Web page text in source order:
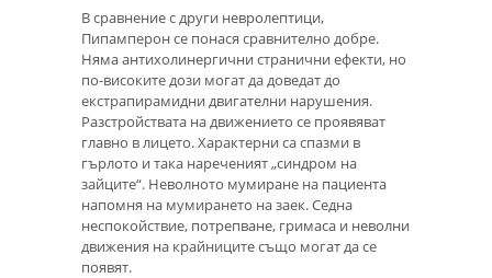
В сравнение с други невролептици,
Пипамперон се понася сравнително добре.
Няма антихолинергични странични ефекти, но
по-високите дози могат да доведат до
екстрапирамидни двигателни нарушения.
Разстройствата на движението се проявяват
главно в лицето. Характерни са спазми в
гърлото и така нареченият „синдром на
зайците“. Неволното мумиране на пациента
напомня на мумирането на заек. Седна
неспокойствие, потрепване, гримаса и неволни
движения на крайниците също могат да се
появят.